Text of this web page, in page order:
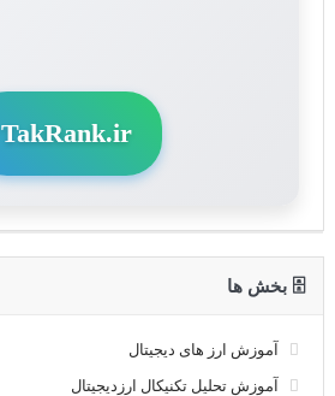
TakRank.ir
🗄 بخش ها
آموزش ارز های دیجیتال
آموزش تحلیل تکنیکال ارزدیجیتال